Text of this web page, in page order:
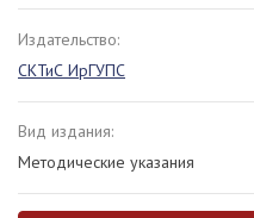
Издательство:
СКТиС ИрГУПС
Вид издания:
Методические указания